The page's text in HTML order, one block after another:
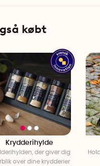
købt
Krydderihylde
der giver dig
over dine krydderier